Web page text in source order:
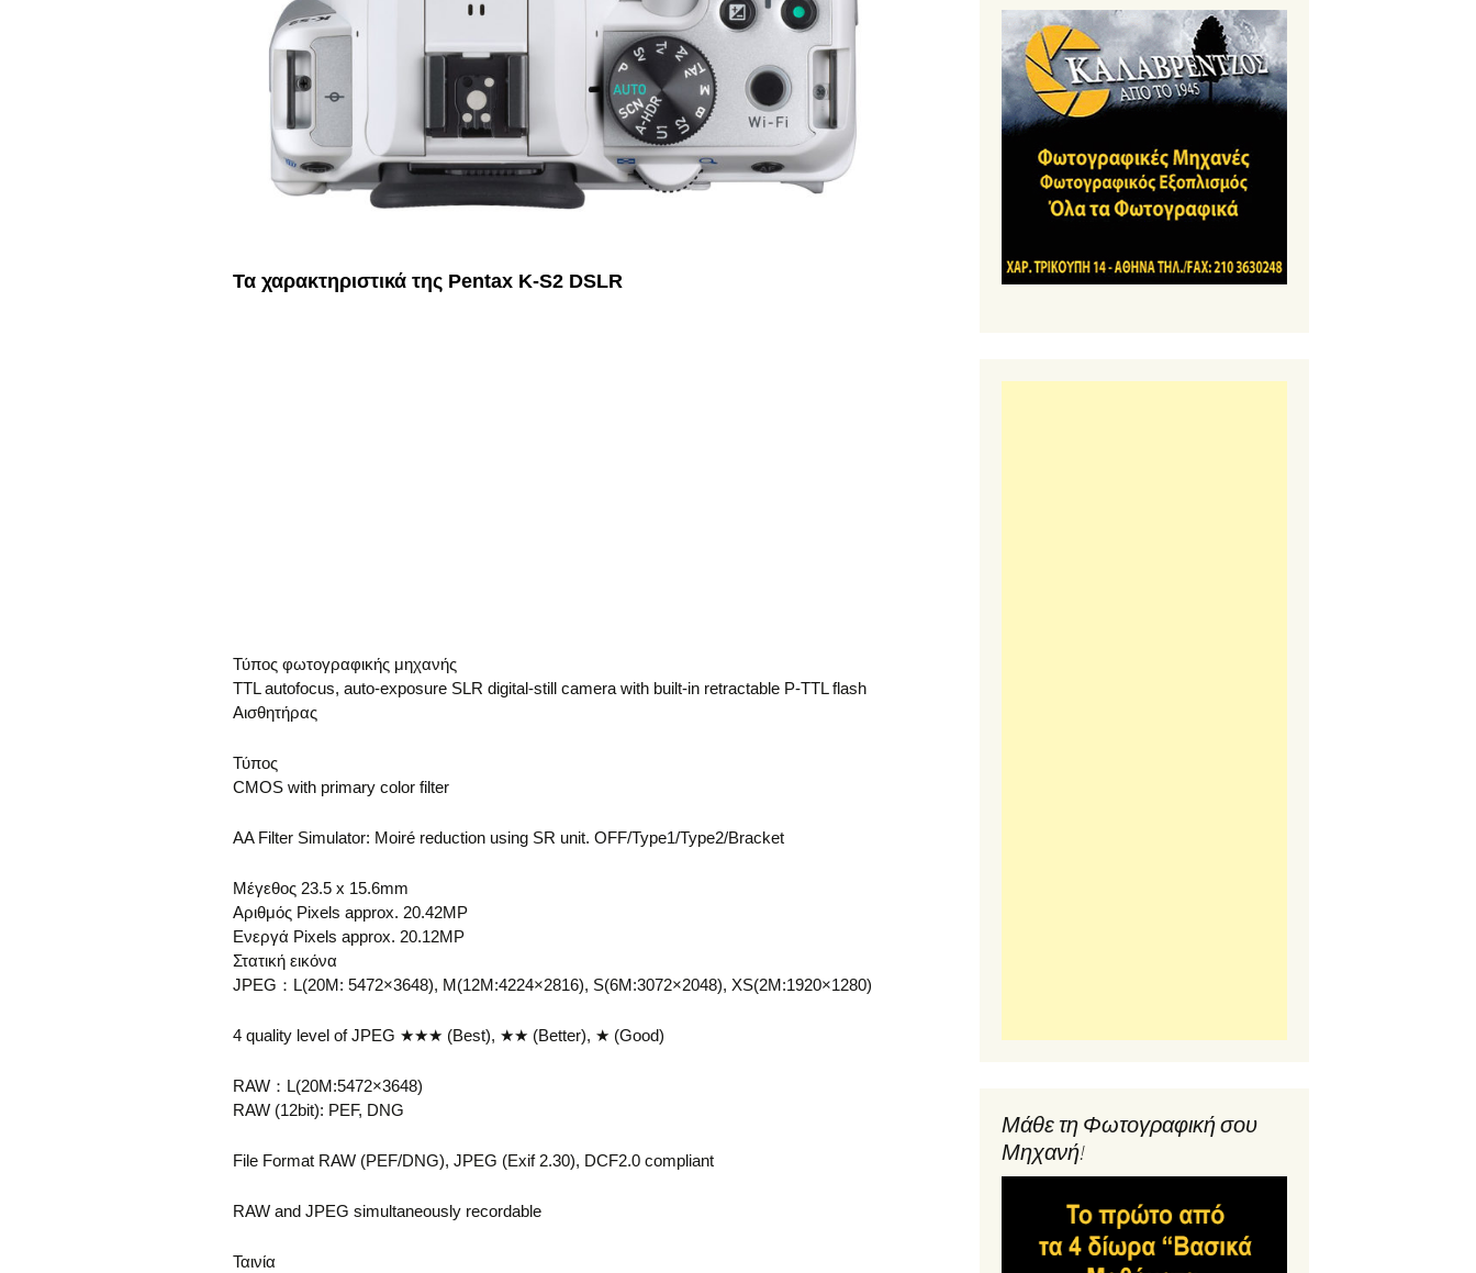
Τα χαρακτηριστικά της Pentax K-S2 DSLR
Τύπος φωτογραφικής μηχανής
TTL autofocus, auto-exposure SLR digital-still camera with built-in retractable P-TTL flash
Αισθητήρας
Τύπος
CMOS with primary color filter
AA Filter Simulator: Moiré reduction using SR unit. OFF/Type1/Type2/Bracket
Μέγεθος 23.5 x 15.6mm
Αριθμός Pixels approx. 20.42MP
Ενεργά Pixels approx. 20.12MP
Στατική εικόνα
JPEG：L(20M: 5472×3648), M(12M:4224×2816), S(6M:3072×2048), XS(2M:1920×1280)
4 quality level of JPEG ★★★ (Best), ★★ (Better), ★ (Good)
RAW：L(20M:5472×3648)
RAW (12bit): PEF, DNG
File Format RAW (PEF/DNG), JPEG (Exif 2.30), DCF2.0 compliant
RAW and JPEG simultaneously recordable
Ταινία
Μάθε τη Φωτογραφική σου
Μηχανή!